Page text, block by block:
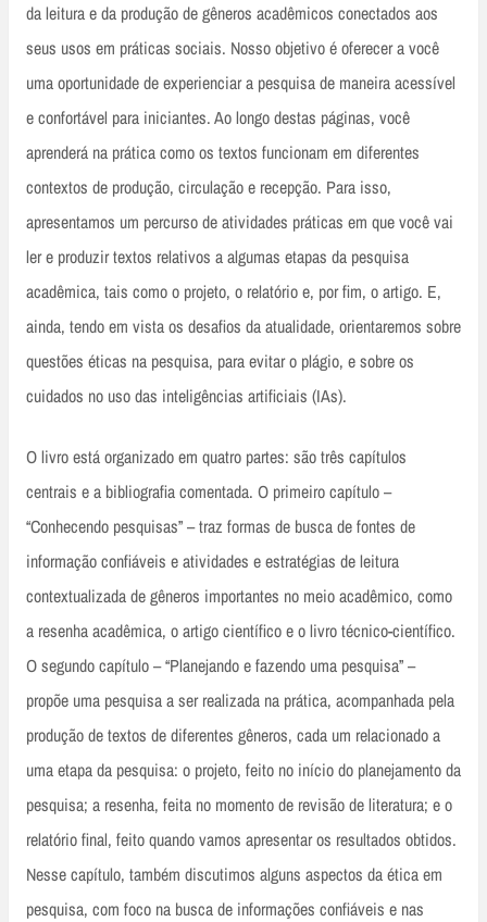
da leitura e da produção de gêneros acadêmicos conectados aos
seus usos em práticas sociais. Nosso objetivo é oferecer a você
uma oportunidade de experienciar a pesquisa de maneira acessível
e confortável para iniciantes. Ao longo destas páginas, você
aprenderá na prática como os textos funcionam em diferentes
contextos de produção, circulação e recepção. Para isso,
apresentamos um percurso de atividades práticas em que você vai
ler e produzir textos relativos a algumas etapas da pesquisa
acadêmica, tais como o projeto, o relatório e, por fim, o artigo. E,
ainda, tendo em vista os desafios da atualidade, orientaremos sobre
questões éticas na pesquisa, para evitar o plágio, e sobre os
cuidados no uso das inteligências artificiais (IAs).
O livro está organizado em quatro partes: são três capítulos
centrais e a bibliografia comentada. O primeiro capítulo –
“Conhecendo pesquisas” – traz formas de busca de fontes de
informação confiáveis e atividades e estratégias de leitura
contextualizada de gêneros importantes no meio acadêmico, como
a resenha acadêmica, o artigo científico e o livro técnico-científico.
O segundo capítulo – “Planejando e fazendo uma pesquisa” –
propõe uma pesquisa a ser realizada na prática, acompanhada pela
produção de textos de diferentes gêneros, cada um relacionado a
uma etapa da pesquisa: o projeto, feito no início do planejamento da
pesquisa; a resenha, feita no momento de revisão de literatura; e o
relatório final, feito quando vamos apresentar os resultados obtidos.
Nesse capítulo, também discutimos alguns aspectos da ética em
pesquisa, com foco na busca de informações confiáveis e nas